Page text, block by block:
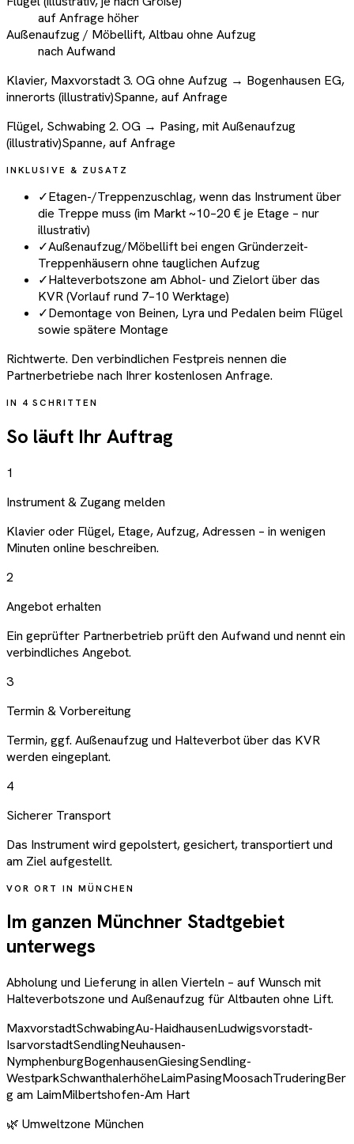
auf Anfrage höher
Außenaufzug / Möbellift, Altbau ohne Aufzug
nach Aufwand
Klavier, Maxvorstadt 3. OG ohne Aufzug → Bogenhausen EG,
innerorts (illustrativ)Spanne, auf Anfrage
Flügel, Schwabing 2. OG → Pasing, mit Außenaufzug
(illustrativ)Spanne, auf Anfrage
INKLUSIVE & ZUSATZ
✓Etagen-/Treppenzuschlag, wenn das Instrument über
die Treppe muss (im Markt ~10–20 € je Etage – nur
illustrativ)
✓Außenaufzug/Möbellift bei engen Gründerzeit-
Treppenhäusern ohne tauglichen Aufzug
✓Halteverbotszone am Abhol- und Zielort über das
KVR (Vorlauf rund 7–10 Werktage)
✓Demontage von Beinen, Lyra und Pedalen beim Flügel
sowie spätere Montage
Richtwerte. Den verbindlichen Festpreis nennen die
Partnerbetriebe nach Ihrer kostenlosen Anfrage.
IN 4 SCHRITTEN
So läuft Ihr Auftrag
1
Instrument & Zugang melden
Klavier oder Flügel, Etage, Aufzug, Adressen – in wenigen
Minuten online beschreiben.
2
Angebot erhalten
Ein geprüfter Partnerbetrieb prüft den Aufwand und nennt ein
verbindliches Angebot.
3
Termin & Vorbereitung
Termin, ggf. Außenaufzug und Halteverbot über das KVR
werden eingeplant.
4
Sicherer Transport
Das Instrument wird gepolstert, gesichert, transportiert und
am Ziel aufgestellt.
VOR ORT IN MÜNCHEN
Im ganzen Münchner Stadtgebiet
unterwegs
Abholung und Lieferung in allen Vierteln – auf Wunsch mit
Halteverbotszone und Außenaufzug für Altbauten ohne Lift.
MaxvorstadtSchwabingAu-HaidhausenLudwigsvorstadt-
IsarvorstadtSendlingNeuhausen-
NymphenburgBogenhausenGiesingSendling-
WestparkSchwanthalerhöheLaimPasingMoosachTruderingBer
g am LaimMilbertshofen-Am Hart
🌿 Umweltzone München